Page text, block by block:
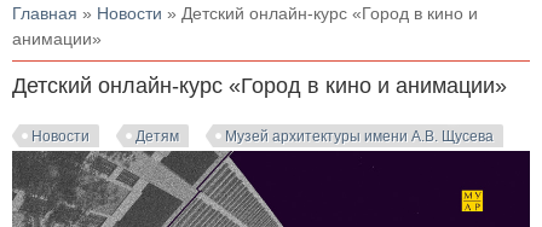
Вы здесь
Главная » Новости » Детский онлайн-курс «Город в кино и
анимации»
Детский онлайн-курс «Город в кино и анимации»
Новости Детям Музей архитектуры имени А.В. Щусева